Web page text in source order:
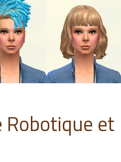
Robotique et